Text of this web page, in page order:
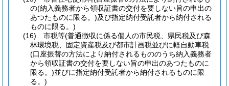
の(納入義務者から領収証書の交付を要しない旨の申出の
あつたものに限る。)及び指定納付受託者から納付される
ものに限る。)
(16)
市税等(普通徴収に係る個人の市民税、県民税及び森
林環境税、固定資産税及び都市計画税並びに軽自動車税
(口座振替の方法により納付されるもののうち納入義務者
から領収証書の交付を要しない旨の申出のあつたものに
限る。)並びに指定納付受託者から納付されるものに限
る。)